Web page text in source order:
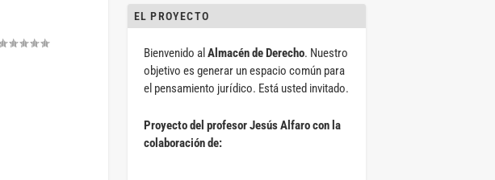
EL PROYECTO
Bienvenido al Almacén de Derecho. Nuestro
objetivo es generar un espacio común para
el pensamiento jurídico. Está usted invitado.
Proyecto del profesor Jesús Alfaro con la
colaboración de: